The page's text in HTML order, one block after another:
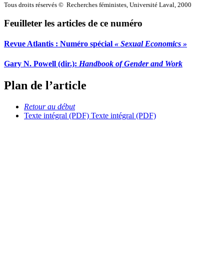
Tous droits réservés © Recherches féministes, Université Laval, 2000
Feuilleter les articles de ce numéro
Revue Atlantis : Numéro spécial « Sexual Economics »
Gary N. Powell (dir.): Handbook of Gender and Work
Plan de l’article
Retour au début
Texte intégral (PDF) Texte intégral (PDF)